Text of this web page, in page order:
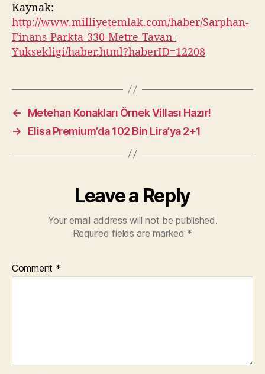
Kaynak:
http://www.milliyetemlak.com/haber/Sarphan-
Finans-Parkta-330-Metre-Tavan-
Yuksekligi/haber.html?haberID=12208
←
Metehan Konakları Örnek Villası Hazır!
→
Elisa Premium’da 102 Bin Lira’ya 2+1
Leave a Reply
Your email address will not be published.
Required fields are marked *
Comment *